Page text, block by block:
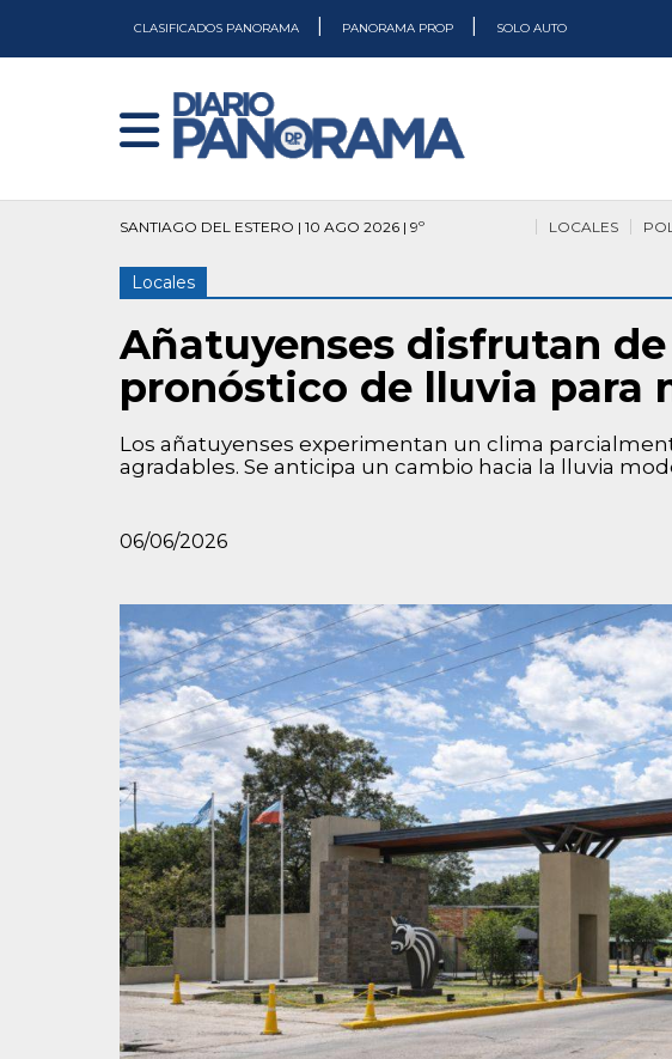
CLASIFICADOS PANORAMA PANORAMA PROP SOLO AUTO
SANTIAGO DEL ESTERO | 10 AGO 2026 | 9º LOCALES
Locales
Añatuyenses disfrutan
pronóstico de lluvia para
Los añatuyenses experimentan un clima
agradables. Se anticipa un cambio hacia la lluvia
06/06/2026